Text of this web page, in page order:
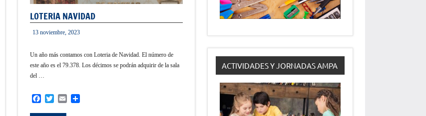
LOTERIA NAVIDAD
13 noviembre, 2023
Un año más contamos con Loteria de Navidad. El número de
este año es el 79.378. Los décimos se podrán adquirir de la sala
del …
FacebookTwitterEmail
ACTIVIDADES Y JORNADAS AMPA